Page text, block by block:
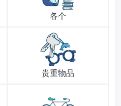
各个
贵重物品